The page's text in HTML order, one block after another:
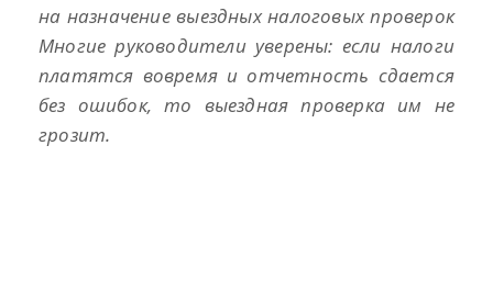
на назначение выездных налоговых проверок
Многие руководители уверены: если налоги
платятся вовремя и отчетность сдается
без ошибок, то выездная проверка им не
грозит.